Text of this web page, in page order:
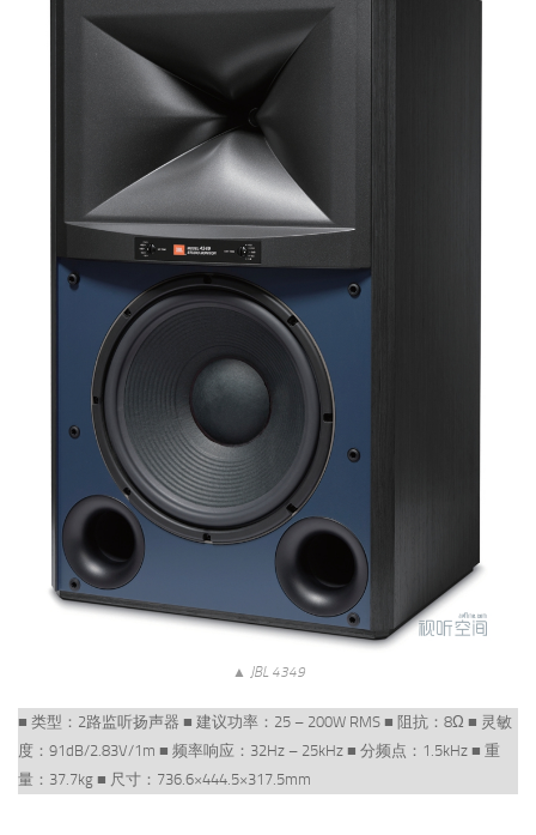
▲ JBL 4349
■ 类型：2路监听扬声器 ■ 建议功率：25 – 200W RMS ■ 阻抗：8Ω ■ 灵敏
度：91dB/2.83V/1m ■ 频率响应：32Hz – 25kHz ■ 分频点：1.5kHz ■ 重
量：37.7kg ■ 尺寸：736.6×444.5×317.5mm